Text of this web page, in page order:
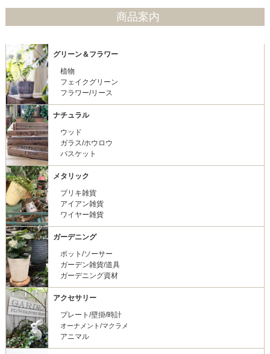
商品案内
グリーン＆フラワー
植物
フェイクグリーン
フラワー/リース
ナチュラル
ウッド
ガラス/ホウロウ
バスケット
メタリック
ブリキ雑貨
アイアン雑貨
ワイヤー雑貨
ガーデニング
ポット/ソーサー
ガーデン雑貨/道具
ガーデニング資材
アクセサリー
プレート/壁掛/時計
オーナメント/マクラメ
アニマル